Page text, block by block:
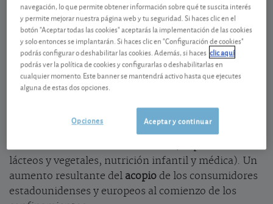
A principios de año, Danone ya rebajó sus
previsiones de incremento de las ventas en 2020
(entre el 2 y el 4%, comparado con el 4 y el 5%
anterior). Después, la crisis del covid le forzó a
renunciar a toda previsión de beneficios. Y las
tranquilizadoras. En el primer trimestre, el negocio
aumentó un 3,7%, pero debido principalmente al
lácteos y vegetales, nutrición infantil y médica). Un
aumento resultante del acopio de los consumidores
estadounidenses y europeos al comienzo de los
navegación, lo que permite obtener información sobre qué te suscita interés
y permite mejorar nuestra página web y tu seguridad. Si haces clic en el
botón "Aceptar todas las cookies" aceptarás la implementación de las cookies
y solo entonces se implantarán. Si haces clic en "Configuración de cookies"
podrás configurar o deshabilitar las cookies. Además, si haces clic aquí
podrás ver la política de cookies y configurarlas o deshabilitarlas en
cualquier momento. Este banner se mantendrá activo hasta que ejecutes
alguna de estas dos opciones.
Aceptar y continuar
Opciones